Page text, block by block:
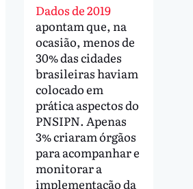
Dados de 2019
apontam que, na
ocasião, menos de
30% das cidades
brasileiras haviam
colocado em
prática aspectos do
PNSIPN. Apenas
3% criaram órgãos
para acompanhar e
monitorar a
implementação da